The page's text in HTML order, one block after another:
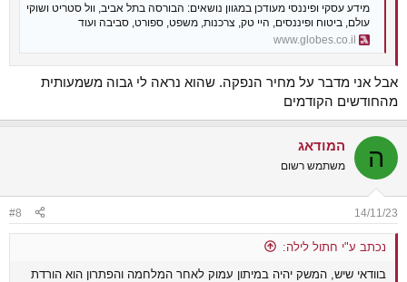
מידע עסקי ופיננסי מעודכן במגוון נושאים: הבורסה בתל אביב, וול סטריט ושוקי
עולם, ביטוח ופיננסים, היי טק, צרכנות, משפט, ספורט, סביבה ועוד
www.globes.co.il
אבל אני מדבר על מחיר הנפקה. שהוא נראה לי גבוה משמעותית
מהחודשים הקודמים
ה המודאג
משתמש רשום
14/11/23
#8
נכתב ע"י חתול לילה:
בוודאי שיש, המשק יהיה במיתון עמוק לאחר המלחמה והפתרון הוא הורדת